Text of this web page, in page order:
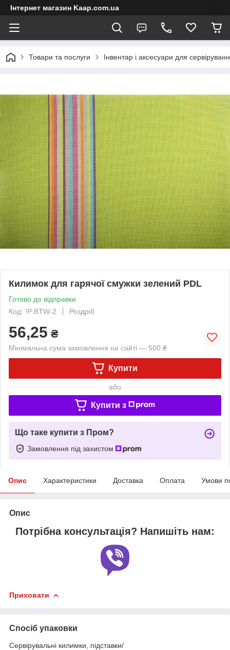
Інтернет магазин Kaap.com.ua
Товари та послуги Інвентар і аксесуари для
Килимок для гарячої смужки зелений PDL
Готово до відправки
Код: !P:BTW-2
Роздріб
56,25 ₴
Мінімальна сума замовлення на сайті — 500 ₴
Купити
або
Купити з
Що таке купити з Пром?
Замовлення під захистом
Опис Характеристики Доставка Оплата Умови
Опис
Потрібна консультація? Напишіть нам:
Приховати
Спосіб упаковки
Сервірувальні килимки, підставки/